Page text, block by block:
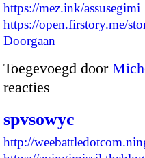
https://mez.ink/assusegimi
https://open.firstory.me/
Doorgaan
Toegevoegd door
reacties
spvsowyc
http://